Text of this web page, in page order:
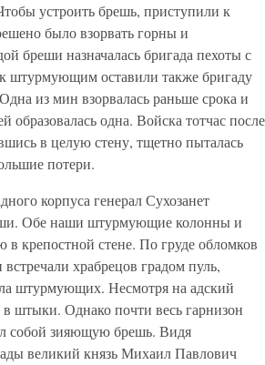
устроить брешь, приступили к
было взорвать горны и
бреши назначалась бригада пехоты с
штурмующим оставили также бригаду
из мин взорвалась раньше срока и
одна. Войска тотчас после
в целую стену, тщетно пыталась
потери.
корпуса генерал Сухозанет
Обе наши штурмующие колонны и
крепостной стене. По груде обломков
храбрецов градом пуль,
штурмующих. Несмотря на адский
штыки. Однако почти весь гарнизон
собой зияющую брешь. Видя
великий князь Михаил Павлович